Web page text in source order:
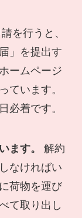
を行うと、
」を提出す
ームページ
ています。
必着です。
ます。
解約
なければい
荷物を運び
て取り出し